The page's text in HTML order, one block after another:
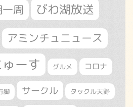
周 びわ湖放送
アミンチュニュース
ーす グルメ コロナ
脚 サークル タックル天野